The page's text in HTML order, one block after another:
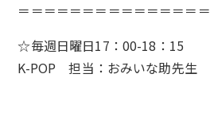
＝＝＝＝＝＝＝＝＝＝＝＝＝＝＝
☆毎週日曜日17：00-18：15
K-POP 担当：おみいな助先生